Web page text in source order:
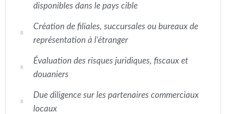
disponibles dans le pays cible
Création de filiales, succursales ou bureaux de
représentation à l'étranger
Évaluation des risques juridiques, fiscaux et
douaniers
Due diligence sur les partenaires commerciaux
locaux